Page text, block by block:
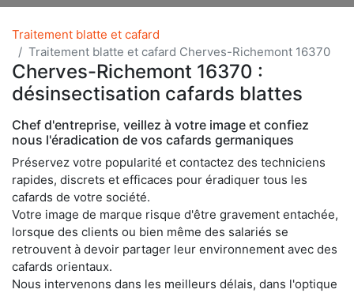
Traitement blatte et cafard
Traitement blatte et cafard Cherves-Richemont 16370
Cherves-Richemont 16370 :
désinsectisation cafards blattes
Chef d'entreprise, veillez à votre image et confiez
nous l'éradication de vos cafards germaniques
Préservez votre popularité et contactez des techniciens
rapides, discrets et efficaces pour éradiquer tous les
cafards de votre société.
Votre image de marque risque d'être gravement entachée,
lorsque des clients ou bien même des salariés se
retrouvent à devoir partager leur environnement avec des
cafards orientaux.
Nous intervenons dans les meilleurs délais, dans l'optique